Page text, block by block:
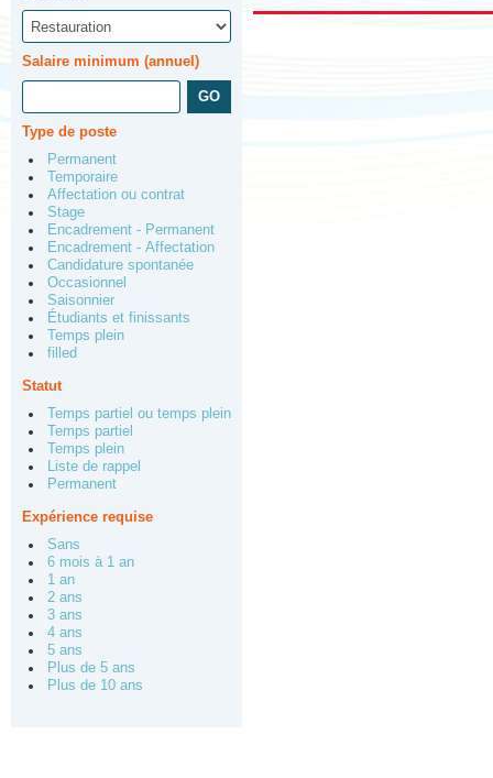
Salaire minimum (annuel)
Type de poste
Permanent
Temporaire
Affectation ou contrat
Stage
Encadrement - Permanent
Encadrement - Affectation
Candidature spontanée
Occasionnel
Saisonnier
Étudiants et finissants
Temps plein
filled
Statut
Temps partiel ou temps plein
Temps partiel
Temps plein
Liste de rappel
Permanent
Expérience requise
Sans
6 mois à 1 an
1 an
2 ans
3 ans
4 ans
5 ans
Plus de 5 ans
Plus de 10 ans